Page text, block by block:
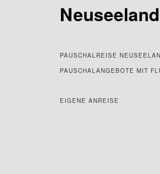
Neuseeland
PAUSCHALREISE
PAUSCHALANGEBOTE MIT
EIGENE ANREISE